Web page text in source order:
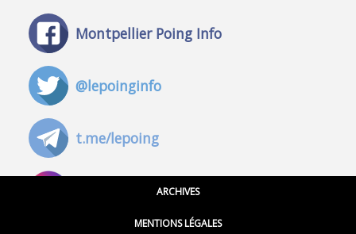
Montpellier Poing Info
@lepoinginfo
t.me/lepoing
@montpellierpoinginfo
ARCHIVES
MENTIONS LÉGALES